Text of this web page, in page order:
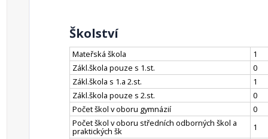
Školství
Mateřská škola
1
Zákl.škola pouze s 1.st.
0
Zákl.škola s 1.a 2.st.
1
Zákl.škola pouze s 2.st.
0
Počet škol v oboru gymnázií
0
Počet škol v oboru středních odborných škol a
praktických šk
1